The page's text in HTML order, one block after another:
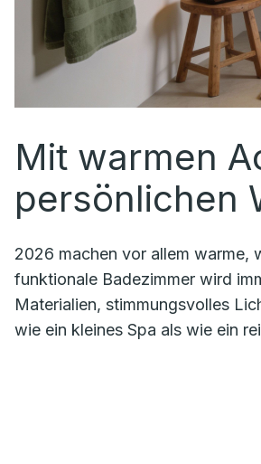
Mit warmen
persönlichen
2026 machen vor allem warme,
funktionale Badezimmer wird
Materialien, stimmungsvolles
wie ein kleines Spa als wie ein